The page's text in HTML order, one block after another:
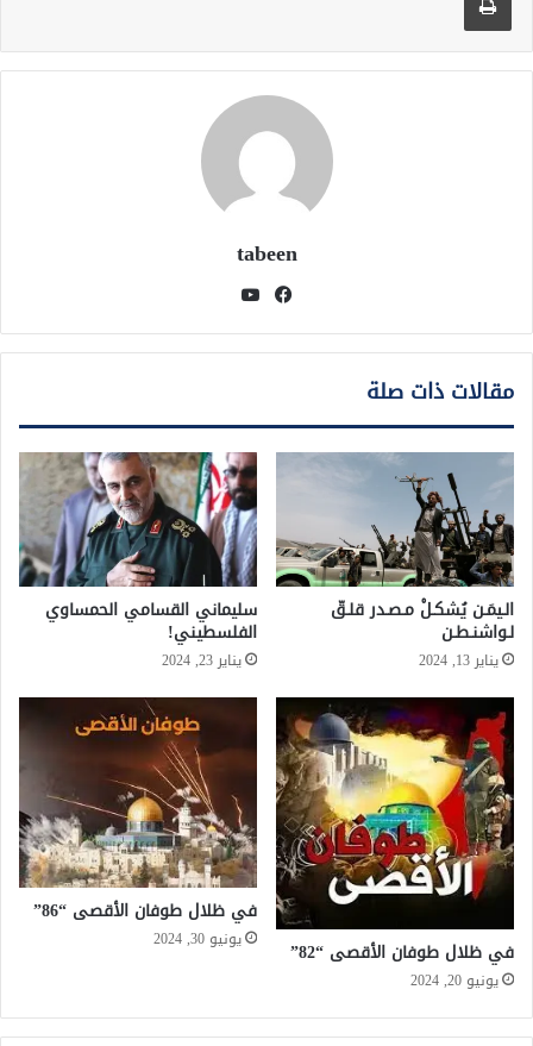
tabeen
فيسبوك
مقالات ذات صلة
الـيمَـن يُشكـلْ مـصـدر قلـقّ
لـواشنـطـن
يناير 13, 2024
سليماني القسامي الحمساوي
الفلسطيني!
يناير 23, 2024
في ظلال طوفان الأقصى “82”
يونيو 20, 2024
في ظلال طوفان الأقصى “86”
يونيو 30, 2024